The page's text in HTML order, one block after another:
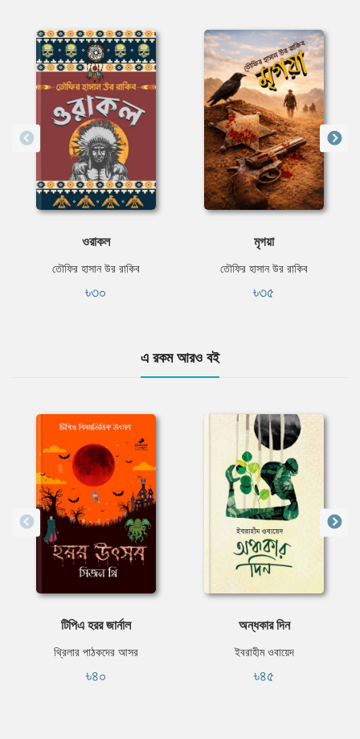
ওরাকল
তৌফির হাসান উর রাকিব
৳৩০
মৃগয়া
তৌফির হাসান উর রাকিব
৳৩৫
এ রকম আরও বই
টিপিএ হরর জার্নাল
থ্রিলার পাঠকদের আসর
৳৪০
অন্ধকার দিন
ইবরাহীম ওবায়েদ
৳৪৫